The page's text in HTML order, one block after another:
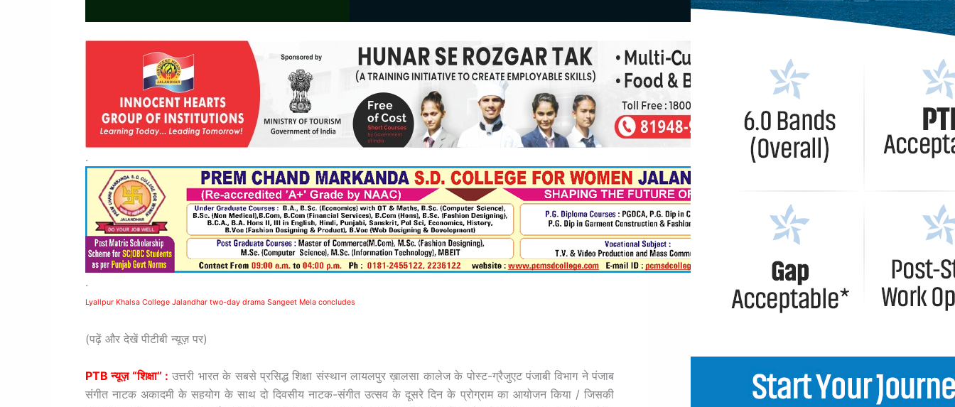
.
.
Lyallpur Khalsa College Jalandhar two-day drama Sangeet Mela concludes
(पढ़ें और देखें पीटीबी न्यूज़ पर)
PTB न्यूज़ “शिक्षा” : उत्तरी भारत के सबसे प्रसिद्ध शिक्षा संस्थान लायलपुर ख़ालसा कालेज के पोस्ट-ग्रैजुएट पंजाबी विभाग ने पंजाब
संगीत नाटक अकादमी के सहयोग के साथ दो दिवसीय नाटक-संगीत उत्सव के दूसरे दिन के प्रोग्राम का आयोजन किया / जिसकी